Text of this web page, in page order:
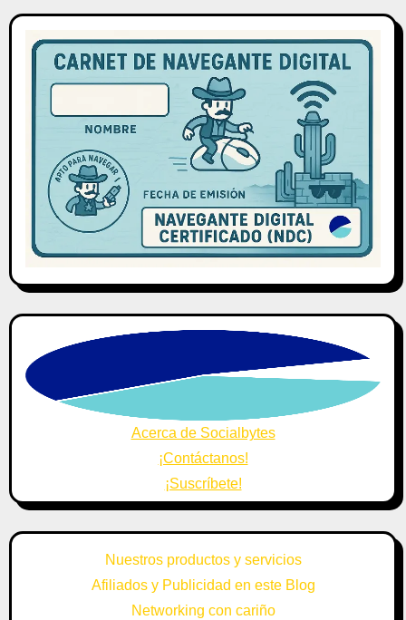
Acerca de Socialbytes
¡Contáctanos!
¡Suscríbete!
Nuestros productos y servicios
Afiliados y Publicidad en este Blog
Networking con cariño